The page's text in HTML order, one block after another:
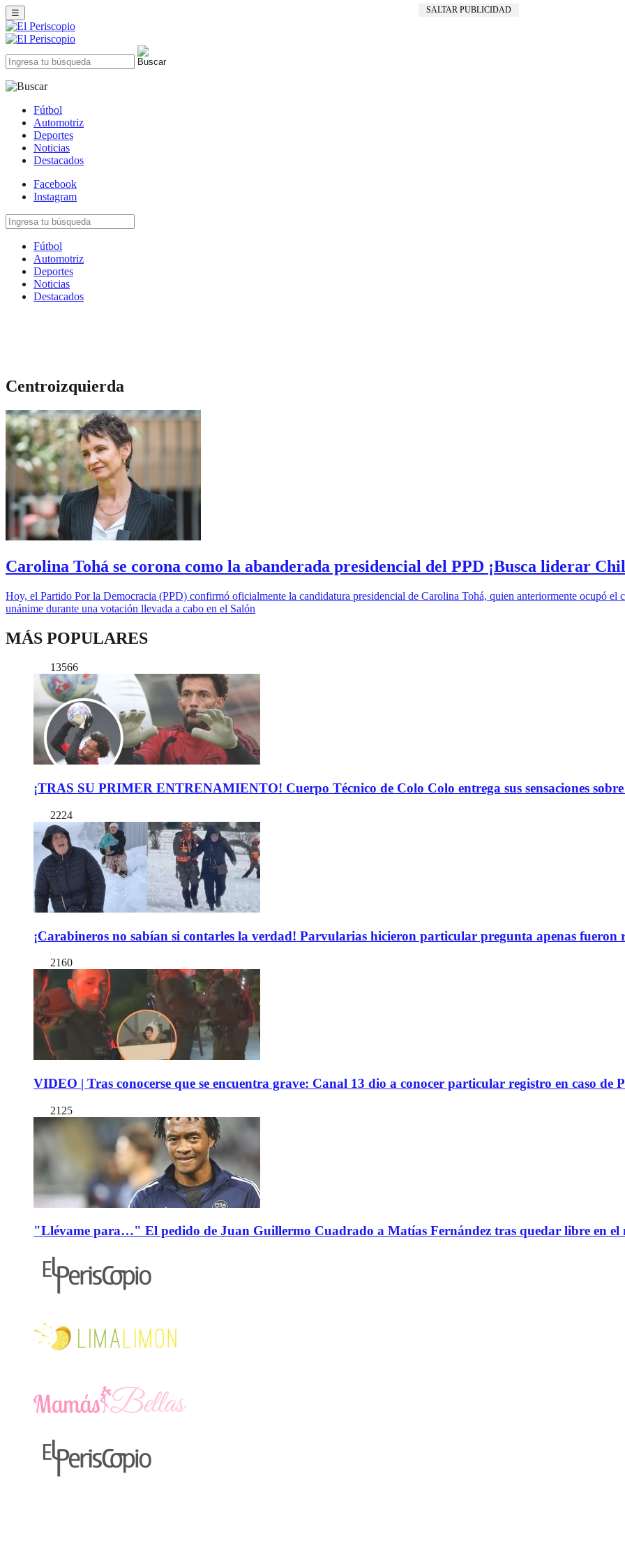
SALTAR PUBLICIDAD
☰
Fútbol
Automotriz
Deportes
Noticias
Destacados
Facebook
Instagram
Fútbol
Automotriz
Deportes
Noticias
Destacados
Centroizquierda
Carolina Tohá se corona como la abanderada presidencial del PPD ¡Busca liderar
Hoy, el Partido Por la Democracia (PPD) confirmó oficialmente la candidatura presidencial de Carolina Tohá, quien anteriormente ocupó el
unánime durante una votación llevada a cabo en el Salón
MÁS POPULARES
13566
¡TRAS SU PRIMER ENTRENAMIENTO! Cuerpo Técnico de Colo Colo entrega sus sensaciones
2224
¡Carabineros no sabían si contarles la verdad! Parvularias hicieron particular pregunta apenas fueron
2160
VIDEO | Tras conocerse que se encuentra grave: Canal 13 dio a conocer particular registro en caso de
2125
"Llévame para…" El pedido de Juan Guillermo Cuadrado a Matías Fernández tras quedar libre en el